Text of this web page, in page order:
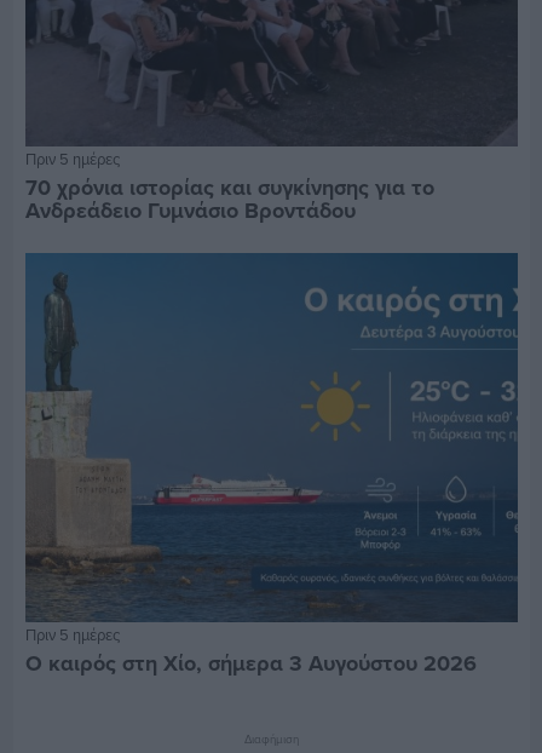
Πριν 5 ημέρες
70 χρόνια ιστορίας και συγκίνησης για το
Ανδρεάδειο Γυμνάσιο Βροντάδου
Πριν 5 ημέρες
Ο καιρός στη Χίο, σήμερα 3 Αυγούστου 2026
Διαφήμιση